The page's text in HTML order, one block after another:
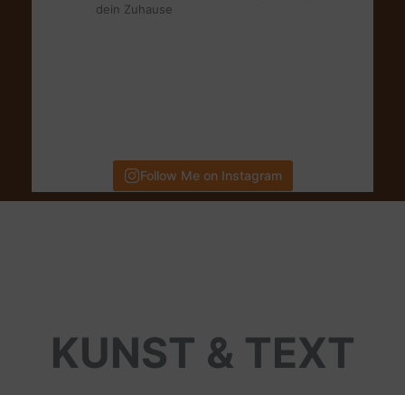
dein Zuhause
Follow Me on Instagram
KUNST & TEXT